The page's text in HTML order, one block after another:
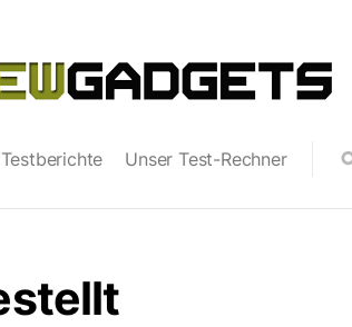
Testberichte Unser Test-Rechner